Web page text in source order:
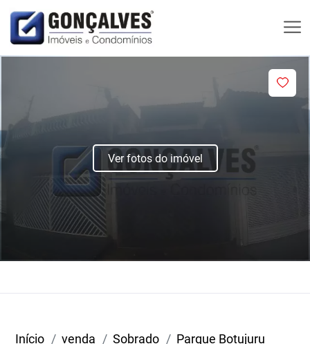
Ver fotos do imóvel
Início venda Sobrado Parque Botujuru